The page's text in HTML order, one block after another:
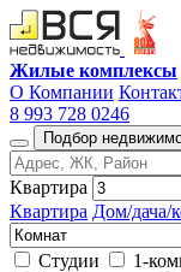
Жилые комплексы
О Компании
8 993 728 0246
Подбор
Квартира
Квартира Дом/дача/
Студии 1-